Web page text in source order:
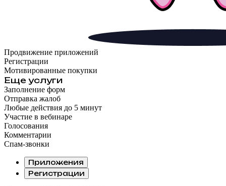
Продвижение приложений
Регистрации
Мотивированные покупки
Еще услуги
Заполнение форм
Отправка жалоб
Любые действия до 5 минут
Участие в вебинаре
Голосования
Комментарии
Спам-звонки
Приложения
Регистрации